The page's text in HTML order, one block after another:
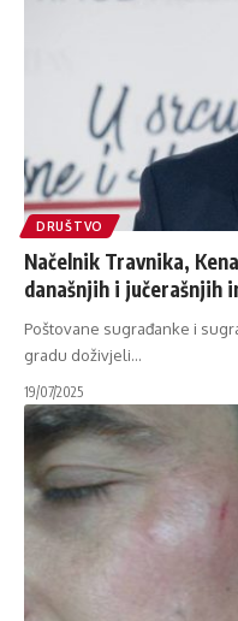
DRUŠTVO
Načelnik Travnika,
današnjih i jučerašnjih
Poštovane sugrađanke i
gradu doživjeli…
19/07/2025